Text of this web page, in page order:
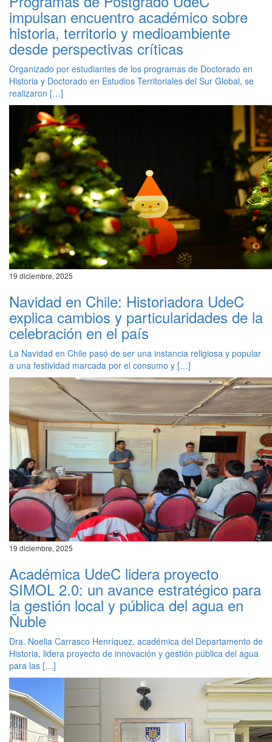
impulsan encuentro académico sobre
historia, territorio y medioambiente
desde perspectivas críticas
Organizado por estudiantes de los programas de Doctorado en
Historia y Doctorado en Estudios Territoriales del Sur Global, se
realizaron […]
19 diciembre, 2025
Navidad en Chile: Historiadora UdeC
explica cambios y particularidades de la
celebración en el país
La Navidad en Chile pasó de ser una instancia religiosa y popular
a una festividad marcada por el consumo y […]
19 diciembre, 2025
Académica UdeC lidera proyecto
SIMOL 2.0: un avance estratégico para
la gestión local y pública del agua en
Ñuble
Dra. Noelia Carrasco Henríquez, académica del Departamento de
Historia, lidera proyecto de innovación y gestión pública del agua
para las […]